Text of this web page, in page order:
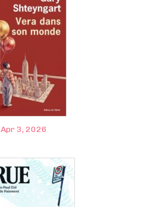
Apr 3, 2026